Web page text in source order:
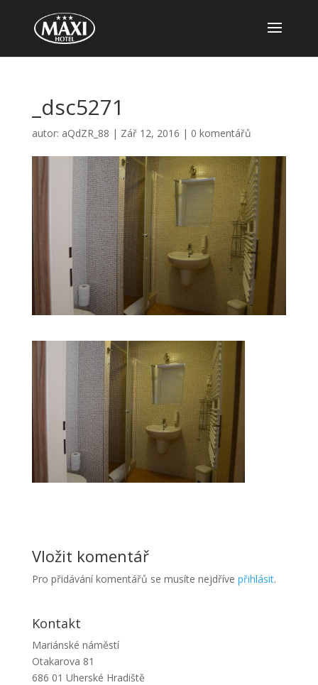
_dsc5271
autor: aQdZR_88 | Zář 12, 2016 | 0 komentářů
Vložit komentář
Pro přidávání komentářů se musíte nejdříve přihlásit.
Kontakt
Mariánské náměstí
Otakarova 81
686 01 Uherské Hradiště